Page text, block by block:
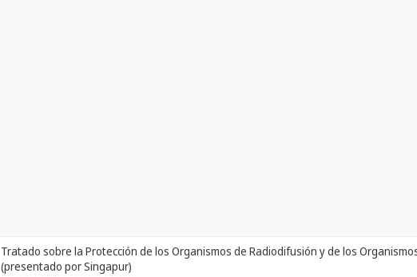
Tratado sobre la Protección de los Organismos de Radiodifusión y de los
(presentado por Singapur)